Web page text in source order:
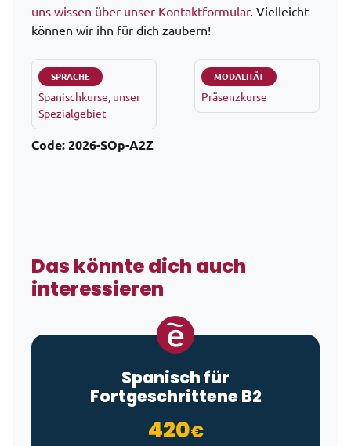
uns wissen über unser Kontaktformular. Vielleicht
können wir ihn für dich zaubern!
SPRACHE
Spanischkurse, unser
Spezialgebiet
MODALITÄT
Präsenzkurse
Code: 2026-SOp-A2Z
Das könnte dich auch
interessieren
Spanisch für
Fortgeschrittene B2
420€